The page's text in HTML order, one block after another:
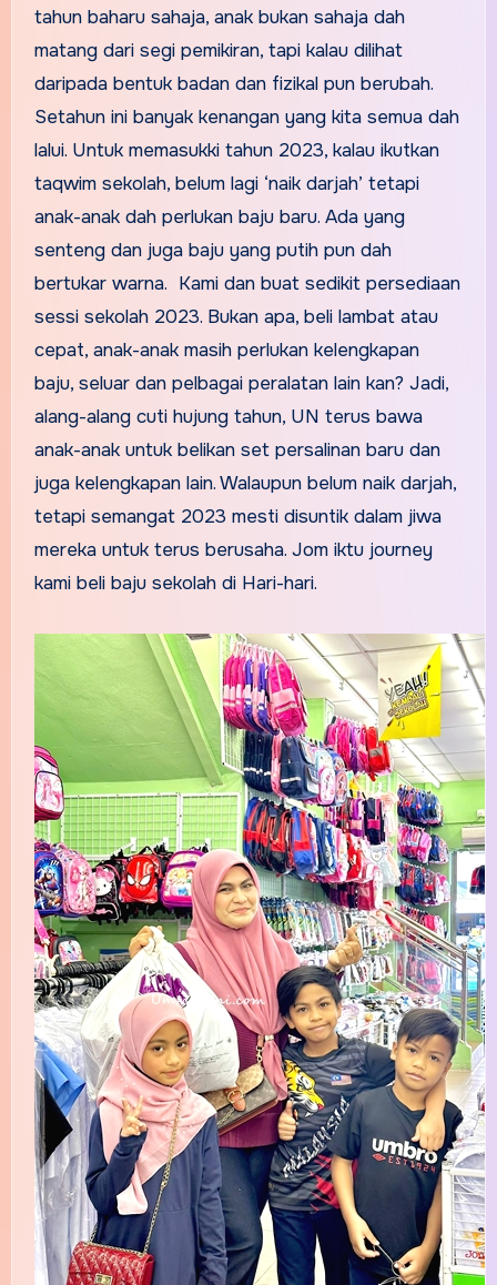
tahun baharu sahaja, anak bukan sahaja dah
matang dari segi pemikiran, tapi kalau dilihat
daripada bentuk badan dan fizikal pun berubah.
Setahun ini banyak kenangan yang kita semua dah
lalui. Untuk memasukki tahun 2023, kalau ikutkan
taqwim sekolah, belum lagi ‘naik darjah’ tetapi
anak-anak dah perlukan baju baru. Ada yang
senteng dan juga baju yang putih pun dah
bertukar warna. Kami dan buat sedikit persediaan
sessi sekolah 2023. Bukan apa, beli lambat atau
cepat, anak-anak masih perlukan kelengkapan
baju, seluar dan pelbagai peralatan lain kan? Jadi,
alang-alang cuti hujung tahun, UN terus bawa
anak-anak untuk belikan set persalinan baru dan
juga kelengkapan lain. Walaupun belum naik darjah,
tetapi semangat 2023 mesti disuntik dalam jiwa
mereka untuk terus berusaha. Jom iktu journey
kami beli baju sekolah di Hari-hari.